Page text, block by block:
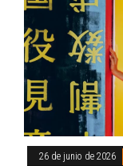
26 de junio de 2026